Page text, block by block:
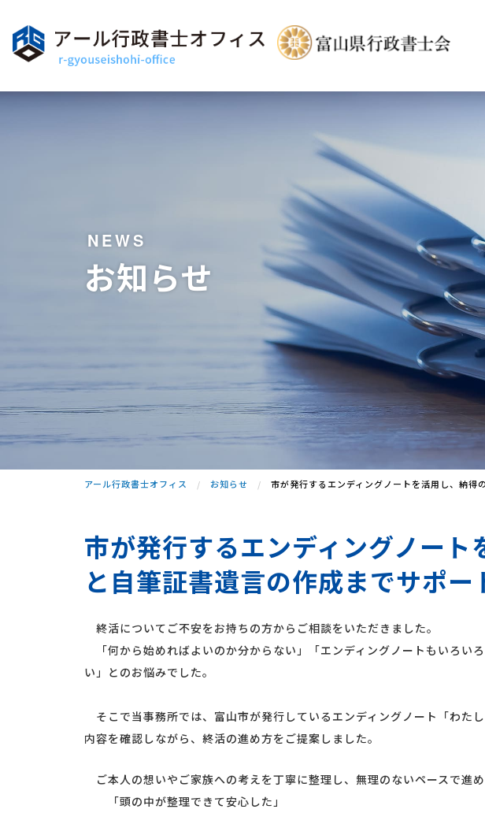
NEWS
お知らせ
アール行政書士オフィス お知らせ 市が発行するエンディングノートを活用し、納得
市が発行するエンディングノート
と自筆証書遺言の作成までサポー
終活についてご不安をお持ちの方からご相談をいただきました。
「何から始めればよいのか分からない」「エンディングノートもいろい
い」とのお悩みでした。
そこで当事務所では、富山市が発行しているエンディングノート「わた
内容を確認しながら、終活の進め方をご提案しました。
ご本人の想いやご家族への考えを丁寧に整理し、無理のないペースで進め
「頭の中が整理できて安心した」